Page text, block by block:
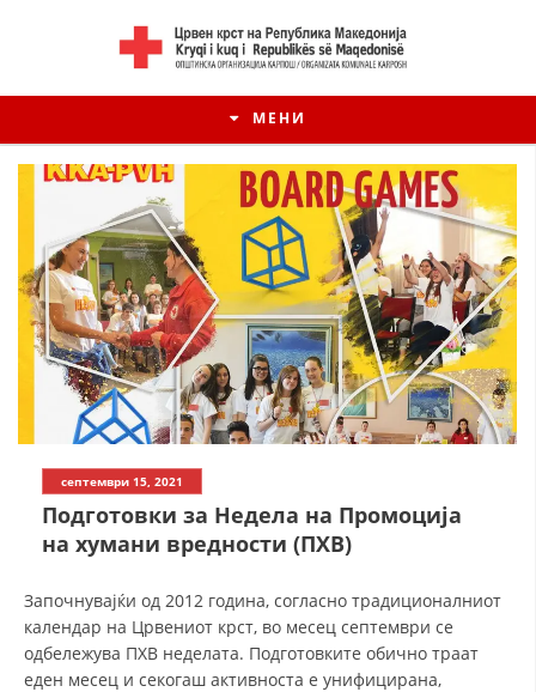
МЕНИ
ДЕЈСТВУВАЊЕ
септември 15, 2021
Подготовки за Недела на Промоција
на хумани вредности (ПХВ)
Започнувајќи од 2012 година, согласно традиционалниот
календар на Црвениот крст, во месец септември се
одбележува ПХВ неделата. Подготовките обично траат
еден месец и секогаш активноста е унифицирана,